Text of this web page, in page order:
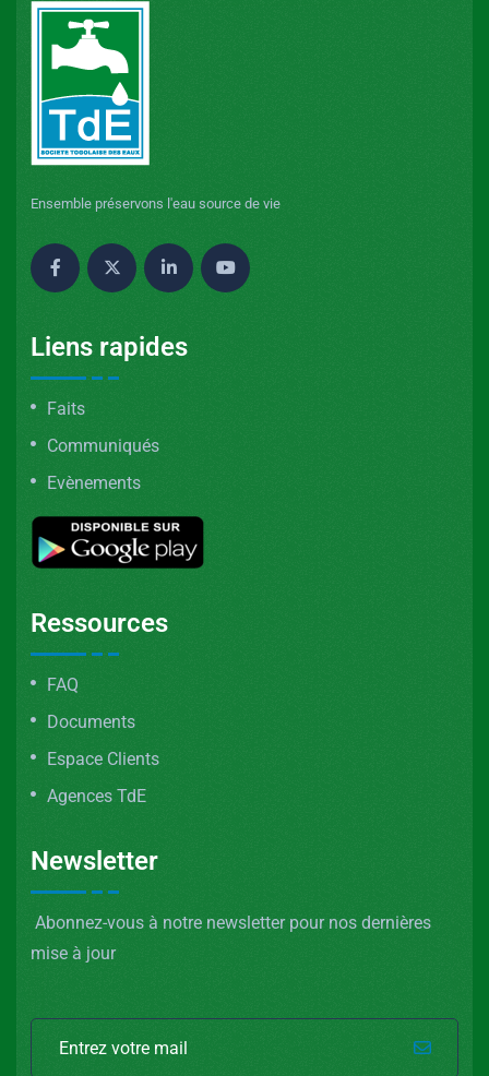
Ensemble préservons l'eau source de vie
Liens rapides
Faits
Communiqués
Evènements
Ressources
FAQ
Documents
Espace Clients
Agences TdE
Newsletter
Abonnez-vous à notre newsletter pour nos dernières
mise à jour